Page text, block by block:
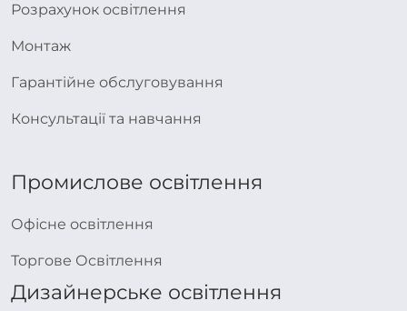
Розрахунок освітлення
Монтаж
Гарантійне обслуговування
Консультації та навчання
Промислове освітлення
Офісне освітлення
Торгове Освітлення
Дизайнерське освітлення